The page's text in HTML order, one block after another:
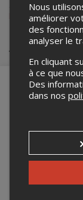
contacter
Achat de
Nous
améliorer
des
analyser le
En cliquant
à ce que
Des
dans nos